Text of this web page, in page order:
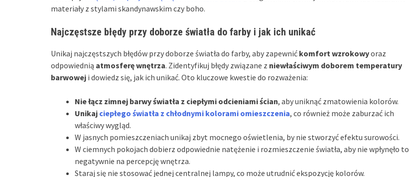
materiały z stylami skandynawskim czy boho.
Najczęstsze błędy przy doborze światła do farby i jak ich unikać
Unikaj najczęstszych błędów przy doborze światła do farby, aby zapewnić komfort wzrokowyoraz
odpowiednią atmosferę wnętrza. Zidentyfikuj błędy związane z niewłaściwym doborem temperatury
barwowej i dowiedz się, jak ich unikać. Oto kluczowe kwestie do rozważenia:
Nie łącz zimnej barwy światła z ciepłymi odcieniami ścian, aby uniknąć zmatowienia kolorów.
Unikaj ciepłego światła z chłodnymi kolorami omieszczenia, co również może zaburzać ich
właściwy wygląd.
W jasnych pomieszczeniach unikaj zbyt mocnego oświetlenia, by nie stworzyć efektu surowości.
W ciemnych pokojach dobierz odpowiednie natężenie i rozmieszczenie światła, aby nie wpłynęło to
negatywnie na percepcję wnętrza.
Staraj się nie stosować jednej centralnej lampy, co może utrudnić ekspozycję kolorów.